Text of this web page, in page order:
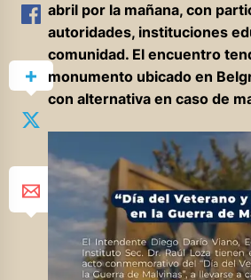
abril por la mañana, con
autoridades, instituciones
comunidad. El encuentro
monumento ubicado en
con alternativa en caso de